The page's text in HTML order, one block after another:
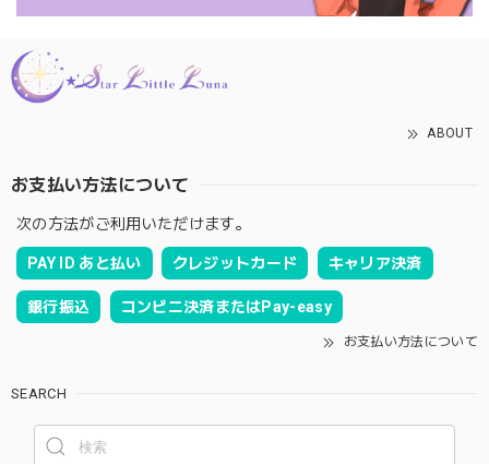
ABOUT
お支払い方法について
次の方法がご利用いただけます。
PAY ID あと払い クレジットカード キャリア決済
銀行振込 コンビニ決済またはPay-easy
お支払い方法について
SEARCH